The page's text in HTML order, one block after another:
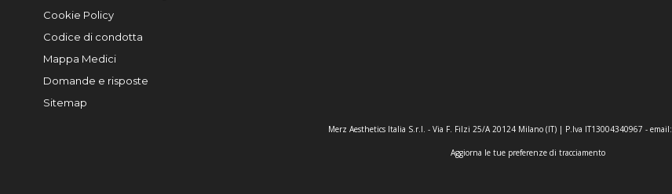
Cookie Policy
Codice di condotta
Mappa Medici
Domande e risposte
Sitemap
Merz Aesthetics Italia S.r.l. - Via F. Filzi 25/A 20124 Milano (IT) | P.Iva IT13004340967 - email:
Aggiorna le tue preferenze di tracciamento